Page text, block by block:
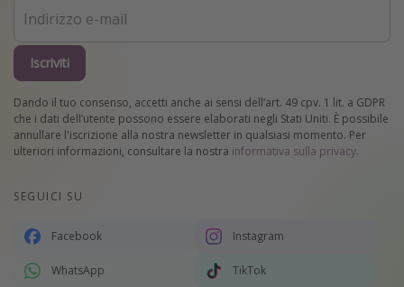
Iscriviti
Dando il tuo consenso, accetti anche ai sensi dell’art. 49 cpv. 1 lit. a GDPR
che i dati dell’utente possono essere elaborati negli Stati Uniti. È possibile
annullare l'iscrizione alla nostra newsletter in qualsiasi momento. Per
ulteriori informazioni, consultare la nostra informativa sulla privacy.
SEGUICI SU
Facebook Instagram
WhatsApp TikTok